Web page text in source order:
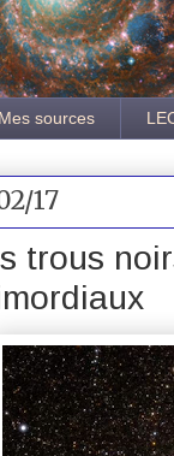
Mes sources
17
trous